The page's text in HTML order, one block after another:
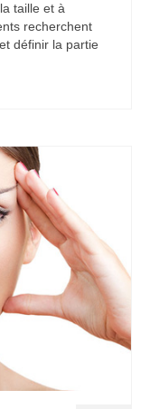
taille et à
recherchent
définir la partie